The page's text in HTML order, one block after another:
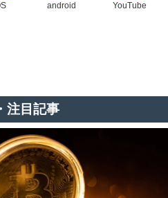
android YouTube
注目記事